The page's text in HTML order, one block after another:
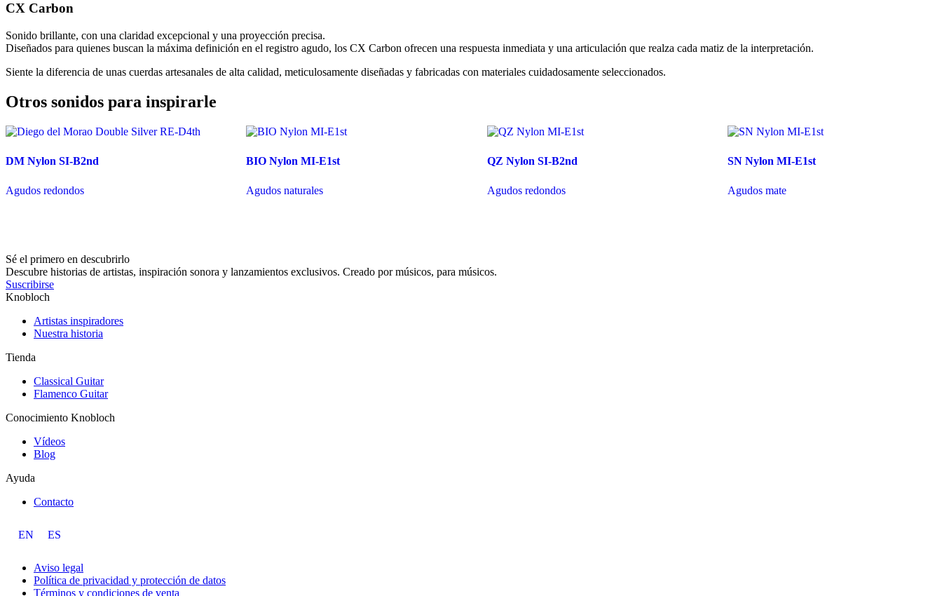
CX Carbon
Sonido brillante, con una claridad excepcional y una proyección precisa.
Diseñados para quienes buscan la máxima definición en el registro agudo, los CX Carbon ofrecen una respuesta inmediata y una articulación que realza cada matiz de la interpretación.
Siente la diferencia de unas cuerdas artesanales de alta calidad, meticulosamente diseñadas y fabricadas con materiales cuidadosamente seleccionados.
Otros sonidos para inspirarle
DM Nylon SI-B2nd
Agudos redondos
BIO Nylon MI-E1st
Agudos naturales
QZ Nylon SI-B2nd
Agudos redondos
SN Nylon MI-E1st
Agudos mate
Sé el primero en descubrirlo
Descubre historias de artistas, inspiración sonora y lanzamientos exclusivos. Creado por músicos, para músicos.
Suscribirse
Knobloch
Artistas inspiradores
Nuestra historia
Tienda
Classical Guitar
Flamenco Guitar
Conocimiento Knobloch
Vídeos
Blog
Ayuda
Contacto
EN ES
Aviso legal
Política de privacidad y protección de datos
Términos y condiciones de venta